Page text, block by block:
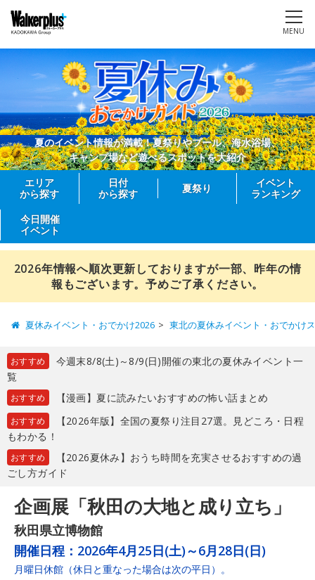
MENU
夏のイベント情報が満載！夏祭りやプール、海水浴場、
キャンプ場など遊べるスポットを大紹介
エリア
から探す
日付
から探す
夏祭り
イベント
ランキング
今日開催
イベント
2026年情報へ順次更新しておりますが一部、昨年の情
報もございます。予めご了承ください。
夏休みイベント・おでかけ2026 東北の夏休みイベント・おでかけ
おすすめ
今週末8/8(土)～8/9(日)開催の東北の夏休みイベント一
覧
おすすめ 【漫画】夏に読みたいおすすめの怖い話まとめ
おすすめ
【2026年版】全国の夏祭り注目27選。見どころ・日程
もわかる！
おすすめ
【2026夏休み】おうち時間を充実させるおすすめの過
ごし方ガイド
企画展「秋田の大地と成り立ち」
秋田県立博物館
開催日程： 2026年4月25日(土)～6月28日(日)
月曜日休館（休日と重なった場合は次の平日）。